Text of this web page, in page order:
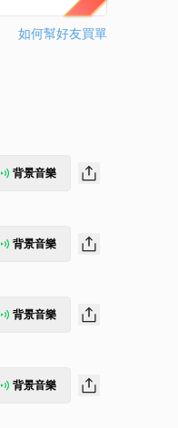
如何幫好友買單
背景音樂
背景音樂
背景音樂
背景音樂